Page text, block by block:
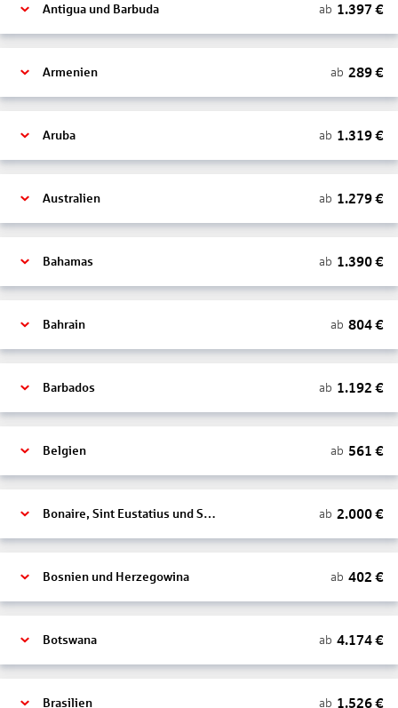
Antigua und Barbuda ab 1.397 €
Armenien ab 289€
Aruba ab 1.319€
Australien ab 1.279€
Bahamas ab 1.390€
Bahrain ab 804€
Barbados ab 1.192 €
Belgien ab 561 €
Bonaire, Sint Eustatius und Saba ab 2.000€
Bosnien und Herzegowina ab 402 €
Botswana ab 4.174€
Brasilien ab 1.526€